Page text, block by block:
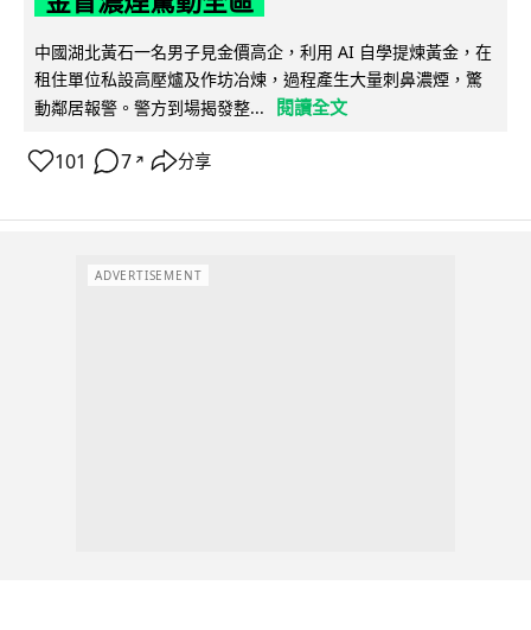
中國湖北黃石一名男子見金價高企，利用 AI 自學提煉黃金，在
租住單位私設高壓爐及作坊冶煉，過程產生大量刺鼻濃煙，驚
動鄰居報警。警方到場揭發整...
閱讀全文
101 7 ↗ 分享
ADVERTISEMENT